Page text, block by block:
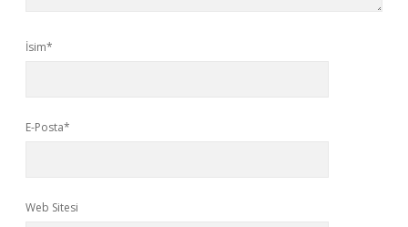
İsim*
E-Posta*
Web Sitesi